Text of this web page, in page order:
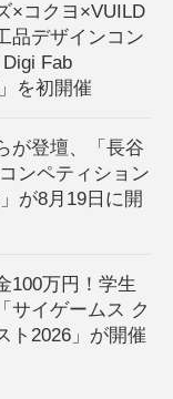
×コクヨ×VUILD
品デザインコン
Fab
を初開催
が登壇、「長谷
ンペティション
が8月19日に開
100万円！学生
サイゲームス ク
ト2026」が開催